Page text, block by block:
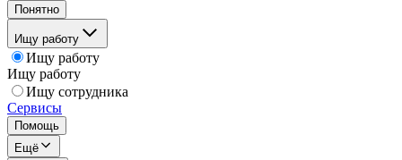
Понятно
Ищу работу
Ищу работу
Ищу работу
Ищу сотрудника
Сервисы
Помощь
Ещё